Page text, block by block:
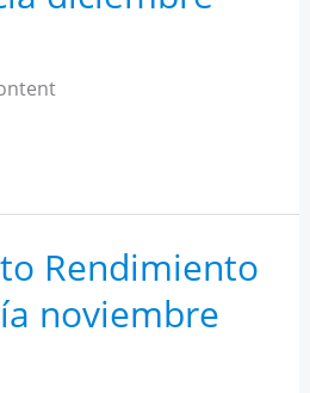
Rendimiento
noviembre